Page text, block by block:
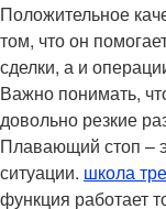
Положительное
том, что он
сделки, а и
Важно понимать,
довольно резкие
Плавающий стоп –
ситуации. школа
функция работает